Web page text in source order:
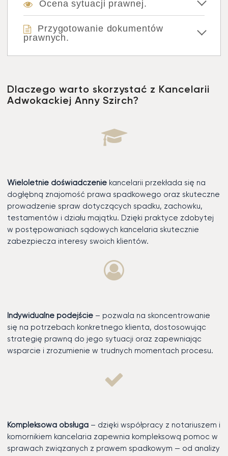
Ocena sytuacji prawnej.
Przygotowanie dokumentów
prawnych.
Dlaczego warto skorzystać z Kancelarii
Adwokackiej Anny Szirch?
Wieloletnie doświadczenie kancelarii przekłada się na
dogłębną znajomość prawa spadkowego oraz skuteczne
prowadzenie spraw dotyczących spadku, zachowku,
testamentów i działu majątku. Dzięki praktyce zdobytej
w postępowaniach sądowych kancelaria skutecznie
zabezpiecza interesy swoich klientów.
Indywidualne podejście – pozwala na skoncentrowanie
się na potrzebach konkretnego klienta, dostosowując
strategię prawną do jego sytuacji oraz zapewniając
wsparcie i zrozumienie w trudnych momentach procesu.
Kompleksowa obsługa – dzięki współpracy z notariuszem i
komornikiem kancelaria zapewnia kompleksową pomoc w
sprawach związanych z prawem spadkowym — od analizy